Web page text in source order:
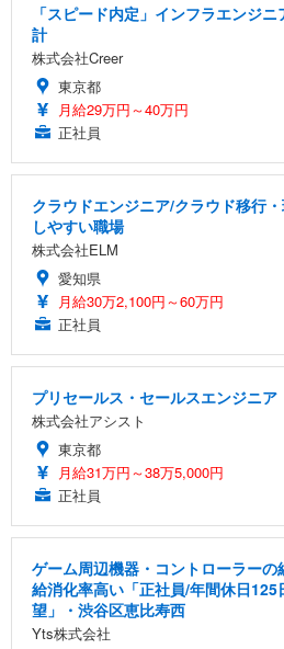
「スピード内定」インフラエンジ
計
株式会社Creer
東京都
月給29万円～40万円
正社員
クラウドエンジニア/クラウド移行
しやすい職場
株式会社ELM
愛知県
月給30万2,100円～60万円
正社員
プリセールス・セールスエンジニア
株式会社アシスト
東京都
月給31万円～38万5,000円
正社員
ゲーム周辺機器・コントローラー
給消化率高い「正社員/年間休日
望」・渋谷区恵比寿西
Yts株式会社